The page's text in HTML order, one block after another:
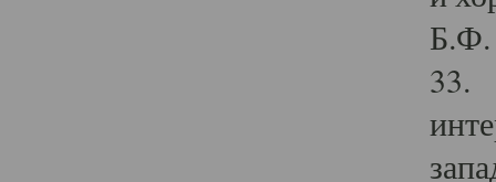
Б.Ф.
33.